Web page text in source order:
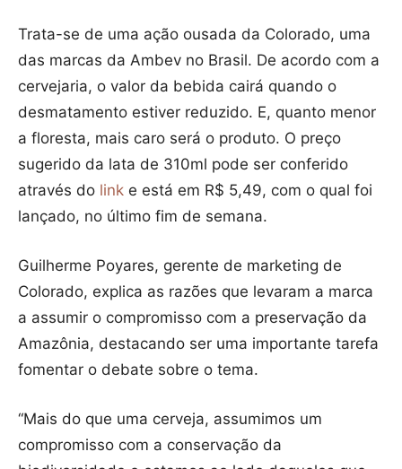
Trata-se de uma ação ousada da Colorado, uma
das marcas da Ambev no Brasil. De acordo com a
cervejaria, o valor da bebida cairá quando o
desmatamento estiver reduzido. E, quanto menor
a floresta, mais caro será o produto. O preço
sugerido da lata de 310ml pode ser conferido
através do link e está em R$ 5,49, com o qual foi
lançado, no último fim de semana.
Guilherme Poyares, gerente de marketing de
Colorado, explica as razões que levaram a marca
a assumir o compromisso com a preservação da
Amazônia, destacando ser uma importante tarefa
fomentar o debate sobre o tema.
“Mais do que uma cerveja, assumimos um
compromisso com a conservação da